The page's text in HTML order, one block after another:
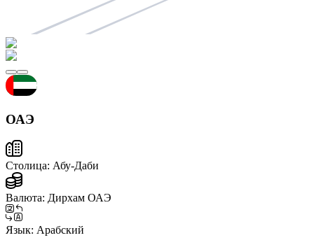
ОАЭ
Столица: Абу-Даби
Валюта: Дирхам ОАЭ
Язык: Арабский